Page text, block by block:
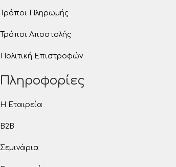
Τρόποι Πληρωμής
Τρόποι Αποστολής
Πολιτική Επιστροφών
Πληροφορίες
Η Εταιρεία
B2B
Σεμινάρια